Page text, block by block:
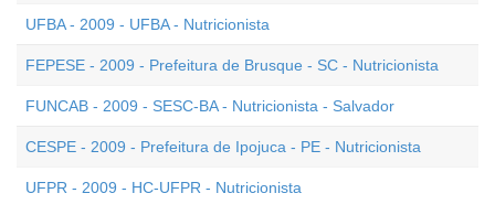
UFBA - 2009 - UFBA - Nutricionista
FEPESE - 2009 - Prefeitura de Brusque - SC - Nutricionista
FUNCAB - 2009 - SESC-BA - Nutricionista - Salvador
CESPE - 2009 - Prefeitura de Ipojuca - PE - Nutricionista
UFPR - 2009 - HC-UFPR - Nutricionista